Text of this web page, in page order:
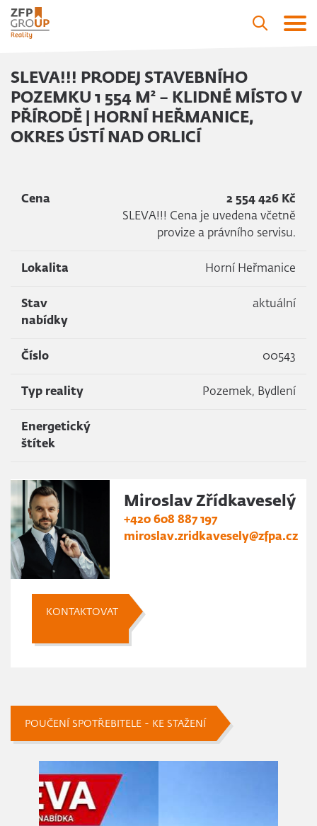
SLEVA!!! PRODEJ STAVEBNÍHO
POZEMKU 1 554 M² – KLIDNÉ MÍSTO V
PŘÍRODĚ | HORNÍ HEŘMANICE,
OKRES ÚSTÍ NAD ORLICÍ
Cena
2 554 426 Kč
SLEVA!!! Cena je uvedena včetně
provize a právního servisu.
Lokalita Horní Heřmanice
Stav
nabídky
aktuální
Číslo 00543
Typ reality Pozemek, Bydlení
Energetický
štítek
Miroslav Zřídkaveselý
+420 608 887 197
miroslav.zridkavesely@zfpa.cz
KONTAKTOVAT
POUČENÍ SPOTŘEBITELE - KE STAŽENÍ